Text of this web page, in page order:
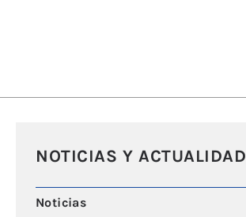
NOTICIAS Y ACTUALIDAD
Noticias